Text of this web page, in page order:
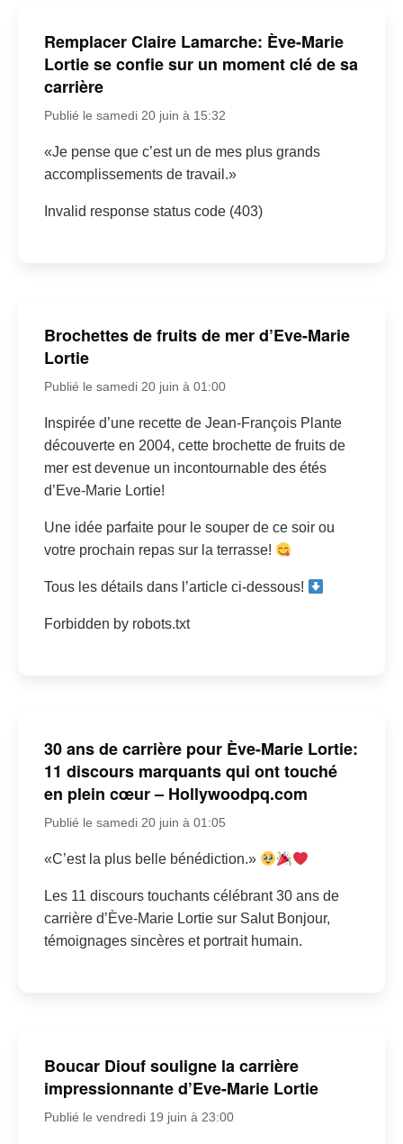
Remplacer Claire Lamarche: Ève-Marie
Lortie se confie sur un moment clé de sa
carrière
Publié le samedi 20 juin à 15:32
«Je pense que c’est un de mes plus grands
accomplissements de travail.»
Invalid response status code (403)
Brochettes de fruits de mer d’Eve-Marie
Lortie
Publié le samedi 20 juin à 01:00
Inspirée d’une recette de Jean-François Plante
découverte en 2004, cette brochette de fruits de
mer est devenue un incontournable des étés
d’Eve-Marie Lortie!
Une idée parfaite pour le souper de ce soir ou
votre prochain repas sur la terrasse!
Tous les détails dans l’article ci-dessous!
Forbidden by robots.txt
30 ans de carrière pour Ève-Marie Lortie:
11 discours marquants qui ont touché
en plein cœur – Hollywoodpq.com
Publié le samedi 20 juin à 01:05
«C’est la plus belle bénédiction.»
Les 11 discours touchants célébrant 30 ans de
carrière d’Ève-Marie Lortie sur Salut Bonjour,
témoignages sincères et portrait humain.
Boucar Diouf souligne la carrière
impressionnante d’Eve-Marie Lortie
Publié le vendredi 19 juin à 23:00